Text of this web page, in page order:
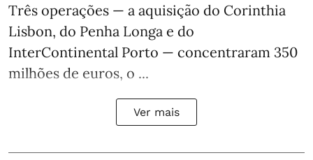
Três operações — a aquisição do Corinthia
Lisbon, do Penha Longa e do
InterContinental Porto — concentraram 350
milhões de euros, o ...
Ver mais